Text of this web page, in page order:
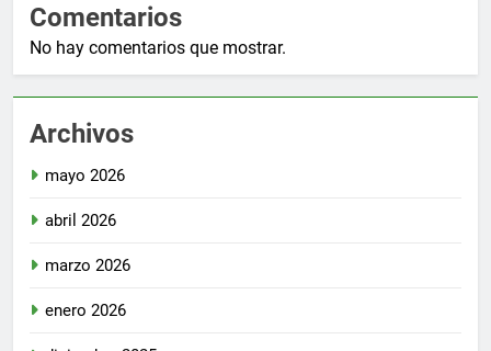
Comentarios
No hay comentarios que mostrar.
Archivos
mayo 2026
abril 2026
marzo 2026
enero 2026